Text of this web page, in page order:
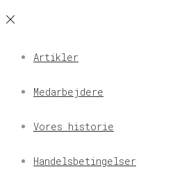
Artikler
Medarbejdere
Vores historie
Handelsbetingelser